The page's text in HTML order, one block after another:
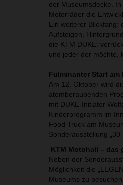
der Museumsdecke.
Motorräder die
Ein weiterer Blickfang:
Aufsteigen,
die KTM DUKE:
und jeder der möchte,
Fulminanter Start
Am 12. Oktober wird
atemberaubenden
mit DUKE-Initiator
Kinderprogramm im
Food Truck am
Sonderausstellung
KTM Motohall – das
Neben der
Möglichkeit die
Museums zu